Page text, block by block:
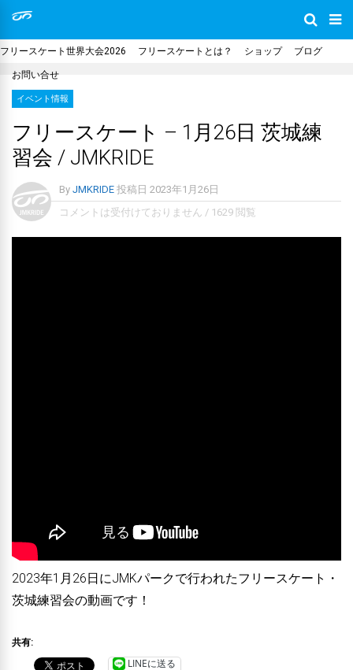
フリースケート世界大会2026 フリースケートとは？ ショップ ブログ
お問い合せ
イベント情報
フリースケート – 1月26日 茨城練
習会 / JMKRIDE
By JMKRIDE 投稿日 2023年1月26日
コメントは受付けておりません / 1629 閲覧
2023年1月26日にJMKパークで行われたフリースケート・
茨城練習会の動画です！
共有:
LINEに送る